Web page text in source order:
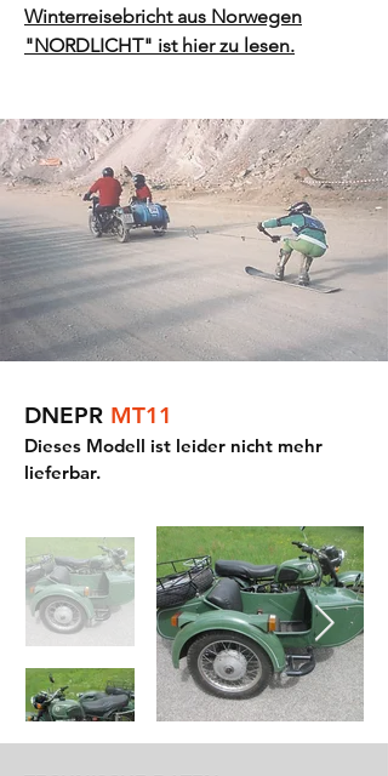
Winterreisebricht aus Norwegen
"NORDLICHT" ist hier zu lesen.
DNEPR MT11
Dieses Modell ist leider nicht mehr
lieferbar.